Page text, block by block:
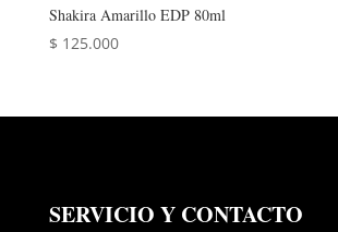
Shakira Amarillo EDP 80ml
$ 125.000
SERVICIO Y CONTACTO